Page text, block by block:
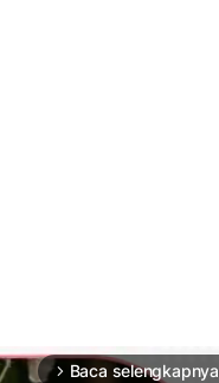
arrow_forward_ios Baca selengkapnya